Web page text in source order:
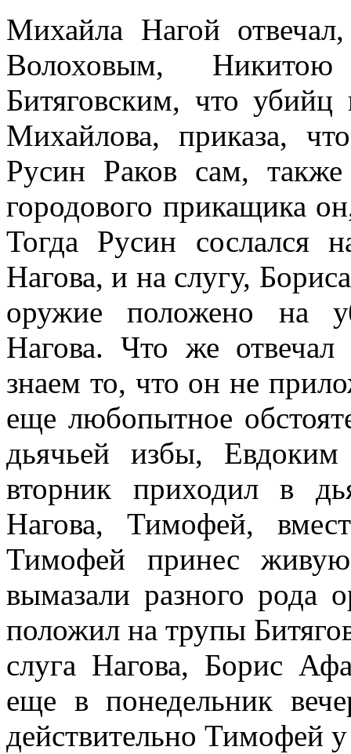
Михайла Нагой
Волоховым,
Битяговским, что
Михайлова, приказа,
Русин Раков сам,
городового прикащика
Тогда Русин сослался
Нагова, и на слугу,
оружие положено на
Нагова. Что же
знаем то, что он не
еще любопытное
дьячьей избы,
вторник приходил в
Нагова, Тимофей,
Тимофей принес
вымазали разного рода
положил на трупы
слуга Нагова, Борис
еще в понедельник
действительно Тимофей